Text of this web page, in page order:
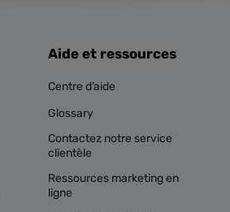
Aide et ressources
Centre d’aide
Glossary
Contactez notre service
clientèle
Ressources marketing en
ligne